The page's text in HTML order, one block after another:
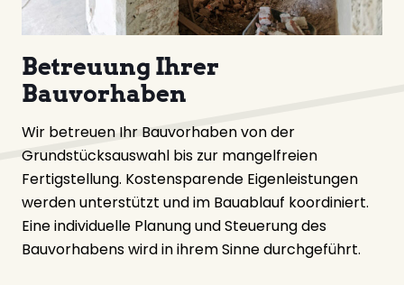
Betreuung Ihrer
Bauvorhaben
Wir betreuen Ihr Bauvorhaben von der
Grundstücksauswahl bis zur mangelfreien
Fertigstellung. Kostensparende Eigenleistungen
werden unterstützt und im Bauablauf koordiniert.
Eine individuelle Planung und Steuerung des
Bauvorhabens wird in ihrem Sinne durchgeführt.